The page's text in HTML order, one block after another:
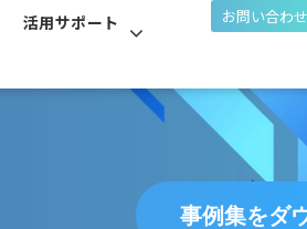
活用サポート
お問い合わせ
事例集をダ